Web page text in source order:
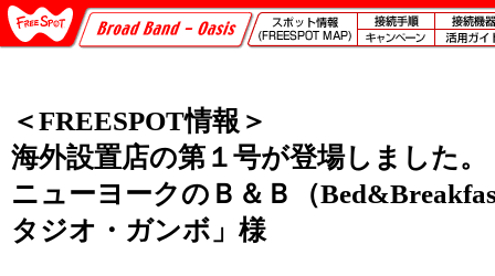
＜FREESPOT情報＞
海外設置店の第１号が登場しました。
ニューヨークのＢ＆Ｂ（
タジオ・ガンボ」様